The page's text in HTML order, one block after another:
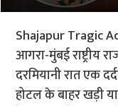
Shajapur Tragic
आगरा-मुंबई राष्ट्रीय
दरमियानी रात एक
होटल के बाहर खड़ी